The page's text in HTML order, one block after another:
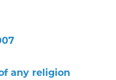
any religion